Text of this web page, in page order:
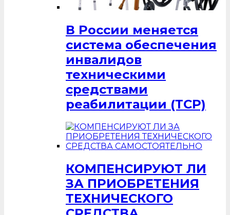
В России меняется
система обеспечения
инвалидов
техническими
средствами
реабилитации (ТСР)
КОМПЕНСИРУЮТ ЛИ
ЗА ПРИОБРЕТЕНИЯ
ТЕХНИЧЕСКОГО